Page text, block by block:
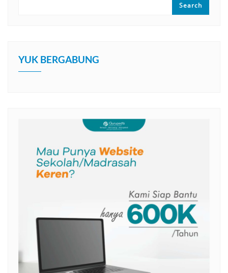
Search
YUK BERGABUNG